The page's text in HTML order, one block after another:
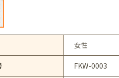
女性
FKW-0003